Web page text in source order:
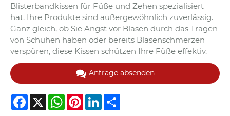
Blisterbandkissen für Füße und Zehen spezialisiert
hat. Ihre Produkte sind außergewöhnlich zuverlässig.
Ganz gleich, ob Sie Angst vor Blasen durch das Tragen
von Schuhen haben oder bereits Blasenschmerzen
verspüren, diese Kissen schützen Ihre Füße effektiv.
Anfrage absenden
Facebook
X WhatsApp
PinterestLinkedIn